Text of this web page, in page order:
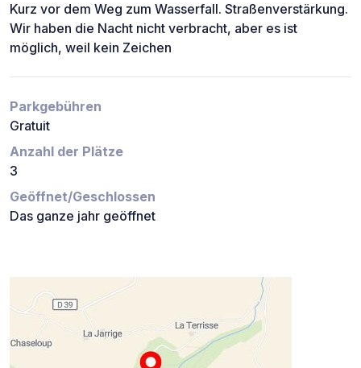
Kurz vor dem Weg zum Wasserfall. Straßenverstärkung.
Wir haben die Nacht nicht verbracht, aber es ist
möglich, weil kein Zeichen
Parkgebühren
Gratuit
Anzahl der Plätze
3
Geöffnet/Geschlossen
Das ganze jahr geöffnet